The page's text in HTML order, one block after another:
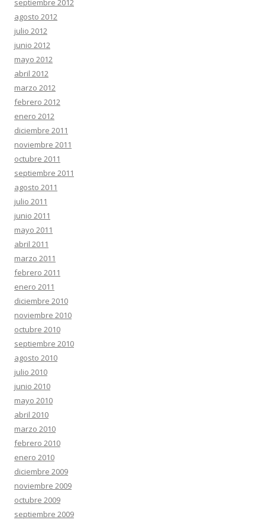
septiembre 2012
agosto 2012
julio 2012
junio 2012
mayo 2012
abril 2012
marzo 2012
febrero 2012
enero 2012
diciembre 2011
noviembre 2011
octubre 2011
septiembre 2011
agosto 2011
julio 2011
junio 2011
mayo 2011
abril 2011
marzo 2011
febrero 2011
enero 2011
diciembre 2010
noviembre 2010
octubre 2010
septiembre 2010
agosto 2010
julio 2010
junio 2010
mayo 2010
abril 2010
marzo 2010
febrero 2010
enero 2010
diciembre 2009
noviembre 2009
octubre 2009
septiembre 2009